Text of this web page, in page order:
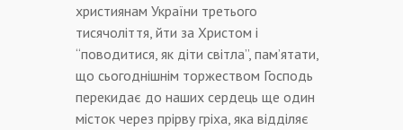
християнам України третього
тисячоліття, йти за Христом і
“поводитися, як діти світла”, пам’ятати,
що сьогоднішнім торжеством Господь
перекидає до наших сердець ще один
місток через прірву гріха, яка відділяє